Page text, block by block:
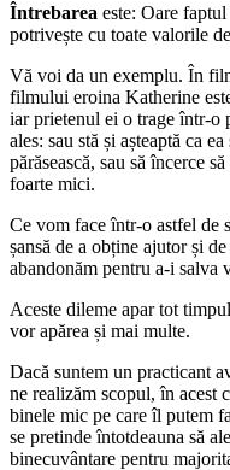
Întrebarea este: Oare
potrivește cu toate valorile
Vă voi da un exemplu. În
filmului eroina Katherine
iar prietenul ei o trage într-o
ales: sau stă și așteaptă ca
părăsească, sau să încerce
foarte mici.
Ce vom face într-o astfel de
șansă de a obține ajutor și
abandonăm pentru a-i salva
Aceste dileme apar tot
vor apărea și mai multe.
Dacă suntem un practicant
ne realizăm scopul, în acest
binele mic pe care îl putem
se pretinde întotdeauna să
binecuvântare pentru